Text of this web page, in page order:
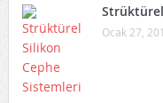
Ocak 27,